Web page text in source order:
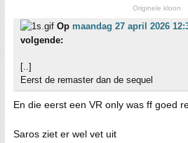
Originele kloon
Op maandag 27 april 2026
volgende:
[..]
Eerst de remaster dan de sequel
En die eerst een VR only was ff goed
Saros ziet er wel vet uit